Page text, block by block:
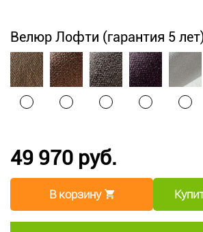
Велюр Лофти (гарантия 5
49 970 руб.
В корзину